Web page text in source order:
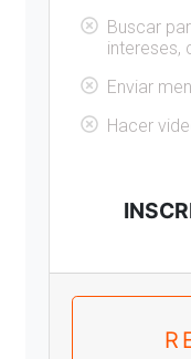
Buscar
intereses,
Enviar
Hacer